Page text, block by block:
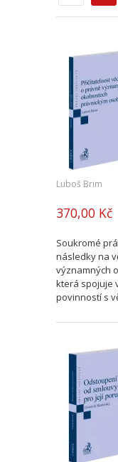
Luboš Brim
370,00 Kč
Soukromé
následky na
významných
která spojuje
povinností s